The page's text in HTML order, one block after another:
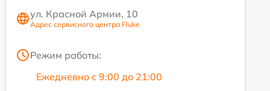
ул. Красной Армии, 10
Адрес сервисного центра Fluke
Режим работы:
Ежедневно с 9:00 до 21:00